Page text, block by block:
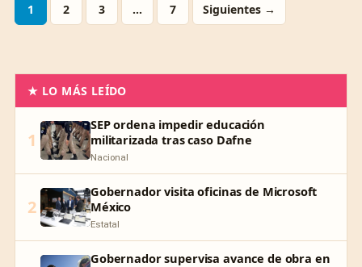
1 2 3 … 7 Siguientes →
★ LO MÁS LEÍDO
1
SEP ordena impedir educación
militarizada tras caso Dafne
Nacional
2
Gobernador visita oficinas de Microsoft
México
Estatal
Gobernador supervisa avance de obra en